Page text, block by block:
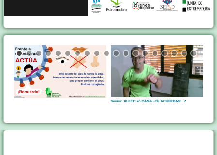
Ejercicio y Salud
Contactar